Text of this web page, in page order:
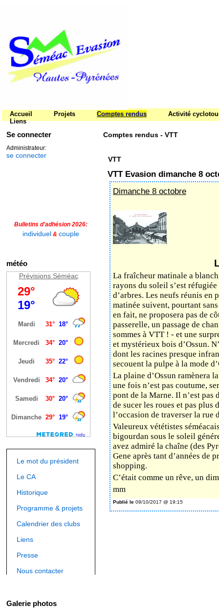
Accueil Projets Comptes rendus
Activité
Liens
Se connecter
Administrateur:
se connecter
Bulletins d'adhésion 2026:
individuel & couple
météo
Prévisions Séméac
Le mot du président
Le CA
Historique
Programme & projets
Calendrier des clubs
Liens
Presse
Nous contacter
Galerie photos
Comptes rendus - VTT
VTT
VTT Evasion dimanche 8
Dimanche 8 octobre
La fraîcheur matinale a
rayons du soleil s’est
d’arbres. Les neufs réunis en
matinée suivent, pourtant
en fait, ne proposera pas de
passerelle, un passage de
sommes à VTT ! - et une
et mystérieux bois d’Ossun.
dont les racines presque
secouent la pulpe à la mode
La plaine d’Ossun ramènera
une fois n’est pas coutume,
pont de la Marne. Il n’est pas
de sucer les roues et pas plus
l’occasion de traverser la rue
Valeureux vététistes
bigourdan sous le soleil
avez admiré la chaîne (des
Gene après tant d’années de
shopping.
C’était comme un rêve, un
mm
Publié le 09/10/2017 @ 19:15